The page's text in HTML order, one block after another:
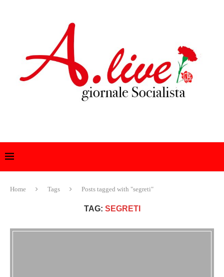
Home Tags Posts tagged with "segreti"
TAG: SEGRETI